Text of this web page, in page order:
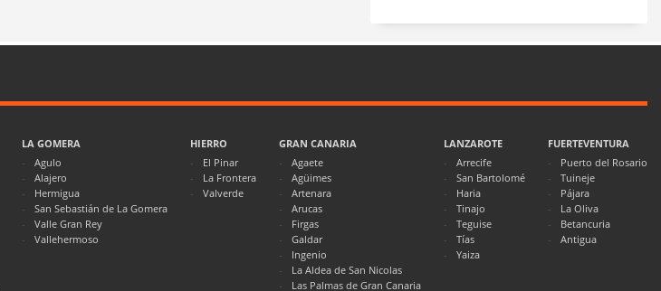
LA GOMERA
Agulo
Alajero
Hermigua
San Sebastián de La Gomera
Valle Gran Rey
Vallehermoso
HIERRO
El Pinar
La Frontera
Valverde
GRAN CANARIA
Agaete
Agüimes
Artenara
Arucas
Firgas
Galdar
Ingenio
La Aldea de San Nicolas
Las Palmas de Gran Canaria
LANZAROTE
Arrecife
San Bartolomé
Haria
Tinajo
Teguise
Tías
Yaiza
FUERTEVENTURA
Puerto del Rosario
Tuineje
Pájara
La Oliva
Betancuria
Antigua